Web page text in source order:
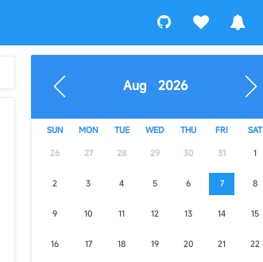
Aug 2026
SUN MON TUE WED THU FRI SAT
26 27 28 29 30 31 1
2 3 4 5 6 7 8
9 10 11 12 13 14 15
16 17 18 19 20 21 22